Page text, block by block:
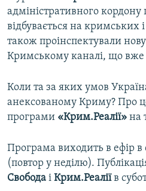
адміністративного
відбувається на кримських
також проінспектували
Кримському каналі, що
Коли та за яких умов
анексованому Криму? Про
програми «Крим.Реалії» на
Програма виходить в ефір в
(повтор у неділю).
Свобода і Крим.Реаліїв